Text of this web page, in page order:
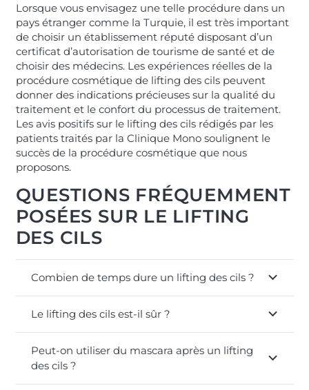
Lorsque vous envisagez une telle procédure dans un
pays étranger comme la Turquie, il est très important
de choisir un établissement réputé disposant d’un
certificat d’autorisation de tourisme de santé et de
choisir des médecins. Les expériences réelles de la
procédure cosmétique de lifting des cils peuvent
donner des indications précieuses sur la qualité du
traitement et le confort du processus de traitement.
Les avis positifs sur le lifting des cils rédigés par les
patients traités par la Clinique Mono soulignent le
succès de la procédure cosmétique que nous
proposons.
QUESTIONS FRÉQUEMMENT
POSÉES SUR LE LIFTING
DES CILS
Combien de temps dure un lifting des cils ?
Le lifting des cils est-il sûr ?
Peut-on utiliser du mascara après un lifting
des cils ?